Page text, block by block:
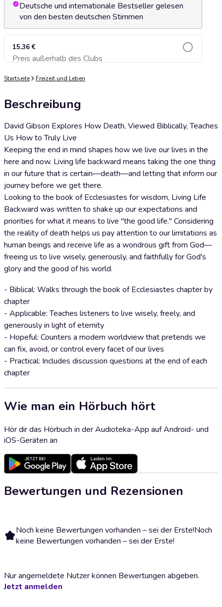
Deutsche und internationale Bestseller gelesen
von den besten deutschen Stimmen
15,36 €
Preis außerhalb des ClubsZum Warenkorb hinzufügen
Startseite Freizeit und Leben
Beschreibung
David Gibson Explores How Death, Viewed Biblically, Teaches
Us How to Truly Live
Keeping the end in mind shapes how we live our lives in the
here and now. Living life backward means taking the one thing
in our future that is certain—death—and letting that inform our
journey before we get there.
Looking to the book of Ecclesiastes for wisdom, Living Life
Backward was written to shake up our expectations and
priorities for what it means to live "the good life." Considering
the reality of death helps us pay attention to our limitations as
human beings and receive life as a wondrous gift from God—
freeing us to live wisely, generously, and faithfully for God's
glory and the good of his world.
- Biblical: Walks through the book of Ecclesiastes chapter by
chapter
- Applicable: Teaches listeners to live wisely, freely, and
generously in light of eternity
- Hopeful: Counters a modern worldview that pretends we
can fix, avoid, or control every facet of our lives
- Practical: Includes discussion questions at the end of each
chapter
Wie man ein Hörbuch hört
Hör dir das Hörbuch in der Audioteka-App auf Android- und
iOS-Geräten an
Bewertungen und Rezensionen
Noch keine Bewertungen vorhanden – sei der Erste!Noch
keine Bewertungen vorhanden – sei der Erste!
Nur angemeldete Nutzer können Bewertungen abgeben.
Jetzt anmelden